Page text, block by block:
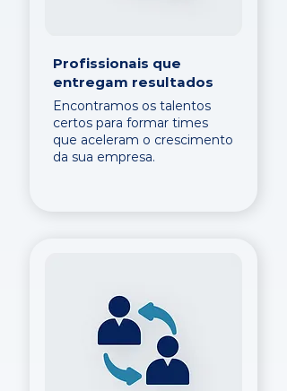
Profissionais que
entregam resultados
Encontramos os talentos
certos para formar times
que aceleram o crescimento
da sua empresa.